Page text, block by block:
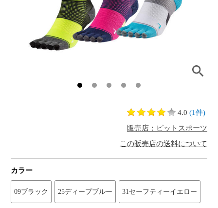
4.0 (1件)
販売店：ピットスポーツ
この販売店の送料について
カラー
09ブラック 25ディープブルー 31セーフティーイエロー